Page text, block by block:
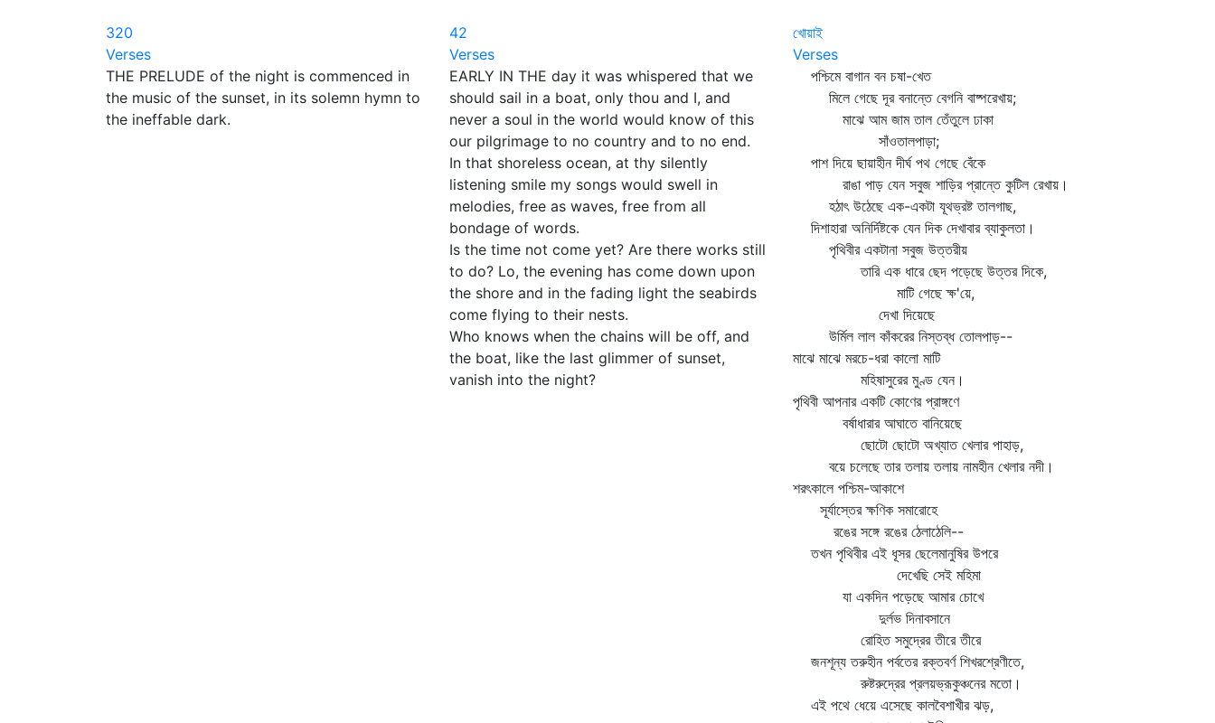
320
Verses
THE PRELUDE of the night is commenced in
the music of the sunset, in its solemn hymn to
the ineffable dark.
42
Verses
EARLY IN THE day it was whispered that we
should sail in a boat, only thou and I, and
never a soul in the world would know of this
our pilgrimage to no country and to no end.
In that shoreless ocean, at thy silently
listening smile my songs would swell in
melodies, free as waves, free from all
bondage of words.
Is the time not come yet? Are there works still
to do? Lo, the evening has come down upon
the shore and in the fading light the seabirds
come flying to their nests.
Who knows when the chains will be off, and
the boat, like the last glimmer of sunset,
vanish into the night?
খোয়াই
Verses
পশ্চিমে বাগান বন চষা-খেত
মিলে গেছে দূর বনান্তে বেগনি বাষ্পরেখায়;
মাঝে আম জাম তাল তেঁতুলে ঢাকা
সাঁওতালপাড়া;
পাশ দিয়ে ছায়াহীন দীর্ঘ পথ গেছে বেঁকে
রাঙা পাড় যেন সবুজ শাড়ির প্রান্তে কুটিল রেখায়।
হঠাৎ উঠেছে এক-একটা যূথভ্রষ্ট তালগাছ,
দিশাহারা অনির্দিষ্টকে যেন দিক দেখাবার ব্যাকুলতা।
পৃথিবীর একটানা সবুজ উত্তরীয়
তারি এক ধারে ছেদ পড়েছে উত্তর দিকে,
মাটি গেছে ক্ষ'য়ে,
দেখা দিয়েছে
উর্মিল লাল কাঁকরের নিস্তব্ধ তোলপাড়--
মাঝে মাঝে মরচে-ধরা কালো মাটি
মহিষাসুরের মুণ্ড যেন।
পৃথিবী আপনার একটি কোণের প্রাঙ্গণে
বর্ষাধারার আঘাতে বানিয়েছে
ছোটো ছোটো অখ্যাত খেলার পাহাড়,
বয়ে চলেছে তার তলায় তলায় নামহীন খেলার নদী।
শরৎকালে পশ্চিম-আকাশে
সূর্যাস্তের ক্ষণিক সমারোহে
রঙের সঙ্গে রঙের ঠেলাঠেলি--
তখন পৃথিবীর এই ধূসর ছেলেমানুষির উপরে
দেখেছি সেই মহিমা
যা একদিন পড়েছে আমার চোখে
দুর্লভ দিনাবসানে
রোহিত সমুদ্রের তীরে তীরে
জনশূন্য তরুহীন পর্বতের রক্তবর্ণ শিখরশ্রেণীতে,
রুষ্টরুদ্রের প্রলয়ভ্রূকুঞ্চনের মতো।
এই পথে ধেয়ে এসেছে কালবৈশাখীর ঝড়,